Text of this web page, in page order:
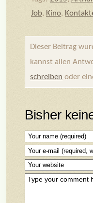
Job, Kino,
Dieser Beitrag
kannst allen
schreiben oder
Bisher